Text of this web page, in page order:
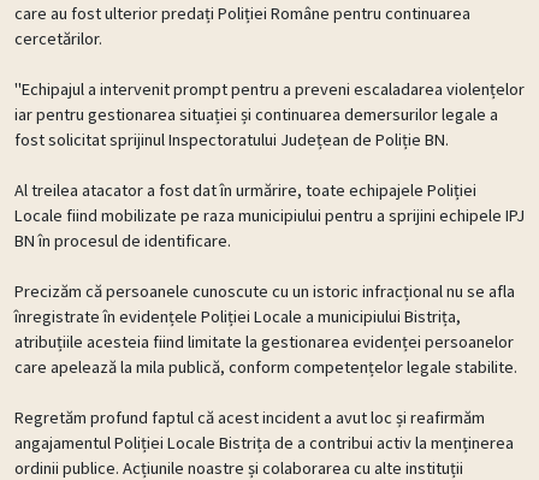
care au fost ulterior predați Poliției Române pentru continuarea
cercetărilor.
"Echipajul a intervenit prompt pentru a preveni escaladarea violențelor
iar pentru gestionarea situației și continuarea demersurilor legale a
fost solicitat sprijinul Inspectoratului Județean de Poliție BN.
Al treilea atacator a fost dat în urmărire, toate echipajele Poliției
Locale fiind mobilizate pe raza municipiului pentru a sprijini echipele IPJ
BN în procesul de identificare.
Precizăm că persoanele cunoscute cu un istoric infracțional nu se afla
înregistrate în evidențele Poliției Locale a municipiului Bistrița,
atribuțiile acesteia fiind limitate la gestionarea evidenței persoanelor
care apelează la mila publică, conform competențelor legale stabilite.
Regretăm profund faptul că acest incident a avut loc și reafirmăm
angajamentul Poliției Locale Bistrița de a contribui activ la menținerea
ordinii publice. Acțiunile noastre și colaborarea cu alte instituții